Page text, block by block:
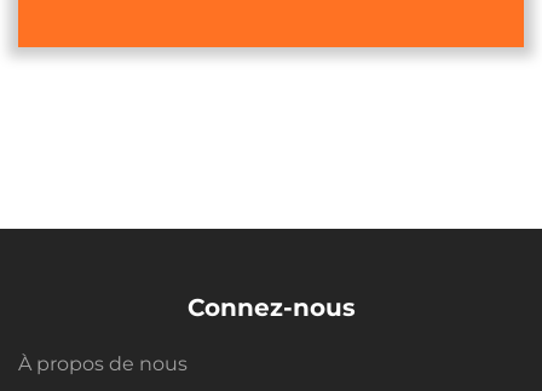
Connez-nous
À propos de nous